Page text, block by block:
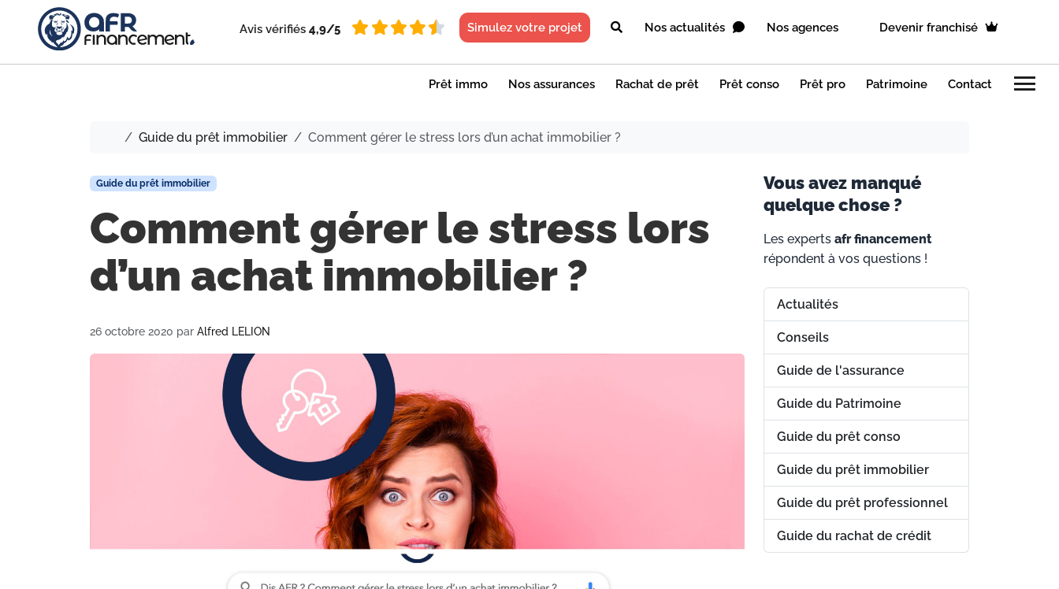
Avis vérifiés 4,9/5 Simulez votre projet Nos actualités Nos agences Devenir franchisé
Prêt immo Nos assurances Rachat de prêt Prêt conso Prêt pro Patrimoine Contact menu
Accueil
Guide du prêt immobilier Comment gérer le stress lors d’un achat immobilier ?
Guide du prêt immobilier
Comment gérer le stress lors
d’un achat immobilier ?
26 octobre 2020 par Alfred LELION
Vous avez manqué
quelque chose ?
Les experts afr financement
répondent à vos questions !
Actualités
Conseils
Guide de l'assurance
Guide du Patrimoine
Guide du prêt conso
Guide du prêt immobilier
Guide du prêt professionnel
Guide du rachat de crédit